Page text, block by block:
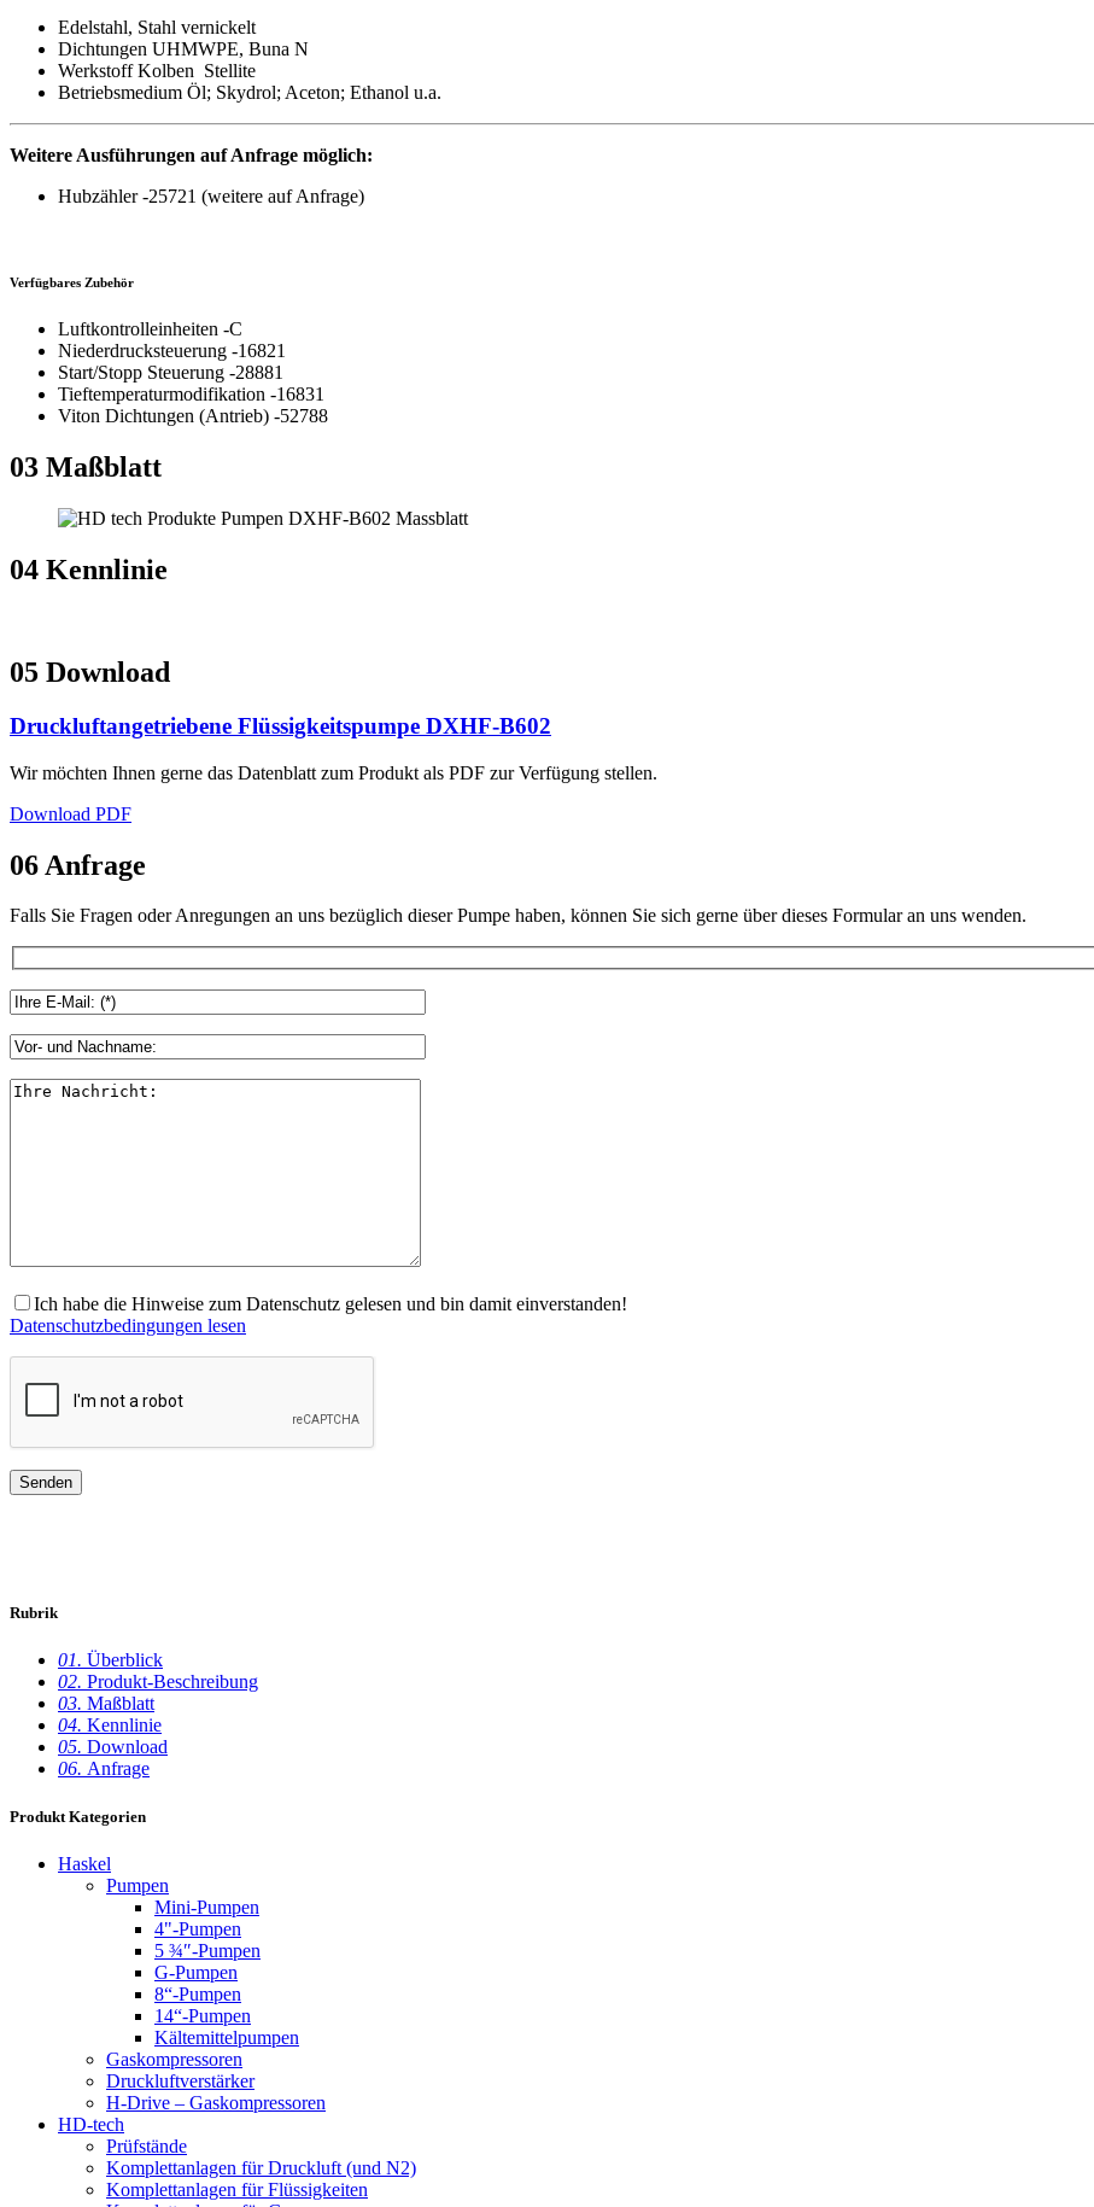
Edelstahl, Stahl vernickelt
Dichtungen UHMWPE, Buna N
Werkstoff Kolben Stellite
Betriebsmedium Öl; Skydrol; Aceton; Ethanol u.a.
Weitere Ausführungen auf Anfrage möglich:
Hubzähler -25721 (weitere auf Anfrage)
Verfügbares Zubehör
Luftkontrolleinheiten -C
Niederdrucksteuerung -16821
Start/Stopp Steuerung -28881
Tieftemperaturmodifikation -16831
Viton Dichtungen (Antrieb) -52788
03 Maßblatt
04 Kennlinie
05 Download
Druckluftangetriebene Flüssigkeitspumpe DXHF-B602
Wir möchten Ihnen gerne das Datenblatt zum Produkt als PDF zur Verfügung stellen.
Download PDF
06 Anfrage
Falls Sie Fragen oder Anregungen an uns bezüglich dieser Pumpe haben, können Sie sich gerne über dieses Formular an uns wenden.
Ich habe die Hinweise zum Datenschutz gelesen und bin damit einverstanden!
Datenschutzbedingungen lesen
Rubrik
01. Überblick
02. Produkt-Beschreibung
03. Maßblatt
04. Kennlinie
05. Download
06. Anfrage
Produkt Kategorien
Haskel
Pumpen
Mini-Pumpen
4"-Pumpen
5 ¾″-Pumpen
G-Pumpen
8“-Pumpen
14“-Pumpen
Kältemittelpumpen
Gaskompressoren
Druckluftverstärker
H-Drive – Gaskompressoren
HD-tech
Prüfstände
Komplettanlagen für Druckluft (und N2)
Komplettanlagen für Flüssigkeiten